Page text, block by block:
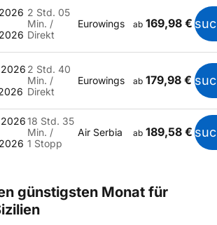
2 Std. 05
Min. /
Direkt
Eurowings ab 169,98 €
2 Std. 40
Min. /
Direkt
Eurowings ab 179,98 €
18 Std. 35
Min. /
1 Stopp
Air Serbia ab 189,58 €
günstigsten Monat für